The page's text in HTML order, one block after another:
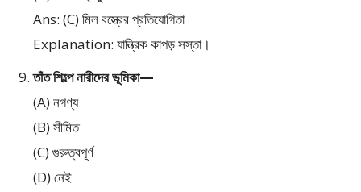
Ans: (C) মিল বস্ত্রের প্রতিযোগিতা
Explanation: যান্ত্রিক কাপড় সস্তা।
তাঁত শিল্পে নারীদের ভূমিকা—
(A) নগণ্য
(B) সীমিত
(C) গুরুত্বপূর্ণ
(D) নেই